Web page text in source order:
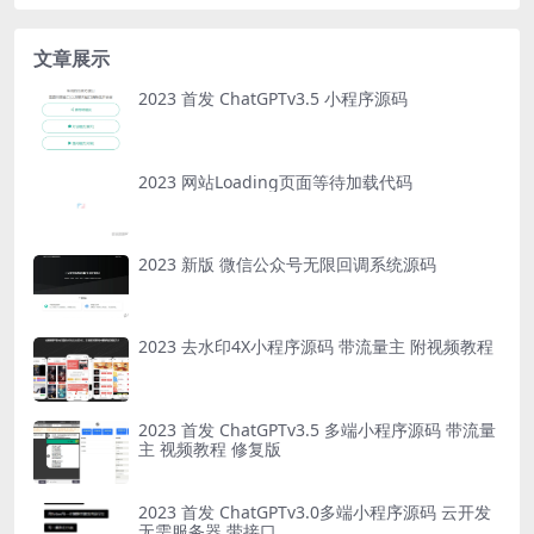
文章展示
2023 首发 ChatGPTv3.5 小程序源码
2023 网站Loading页面等待加载代码
2023 新版 微信公众号无限回调系统源码
2023 去水印4X小程序源码 带流量主 附视频教程
2023 首发 ChatGPTv3.5 多端小程序源码 带流量
主 视频教程 修复版
2023 首发 ChatGPTv3.0多端小程序源码 云开发